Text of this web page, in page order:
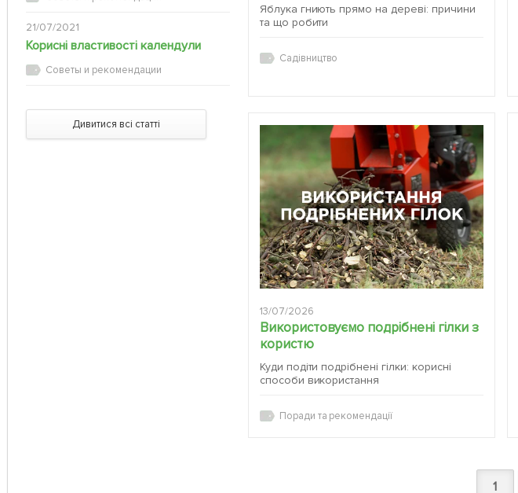
21/07/2021
Корисні властивості календули
Советы и рекомендации
Дивитися всі статті
Яблука гниють прямо на дереві: причини
та що робити
Садівництво
13/07/2026
Використовуємо подрібнені гілки з
користю
Куди подіти подрібнені гілки: корисні
способи використання
Поради та рекомендації
1